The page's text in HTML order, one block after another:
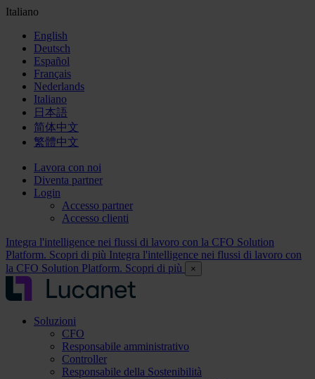
Italiano
English
Deutsch
Español
Français
Nederlands
Italiano
日本語
简体中文
繁體中文
Lavora con noi
Diventa partner
Login
Accesso partner
Accesso clienti
Integra l'intelligence nei flussi di lavoro con la CFO Solution
Platform. Scopri di più Integra l'intelligence nei flussi di lavoro con
la CFO Solution Platform. Scopri di più
×
Soluzioni
CFO
Responsabile amministrativo
Controller
Responsabile della Sostenibilità